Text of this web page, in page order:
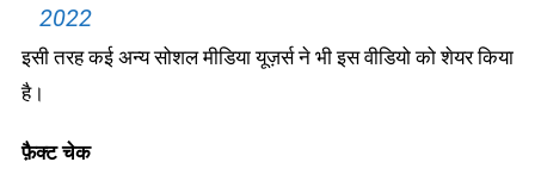
2022
इसी तरह कई अन्य सोशल मीडिया यूज़र्स ने भी इस वीडियो को शेयर किया
है।
फ़ैक्ट चेक